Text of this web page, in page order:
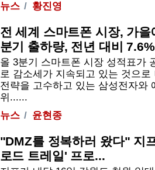
뉴스
황진영
전 세계 스마트폰 시장, 가
분기 출하량, 전년 대비
올 3분기 스마트폰 시장 성적표가
로 감소세가 지속되고 있는 것으
전략을 고수하고 있는 삼성전자와
위......
뉴스
윤현종
"DMZ를 정복하러 왔다" 지
로드 트레일' 프로...